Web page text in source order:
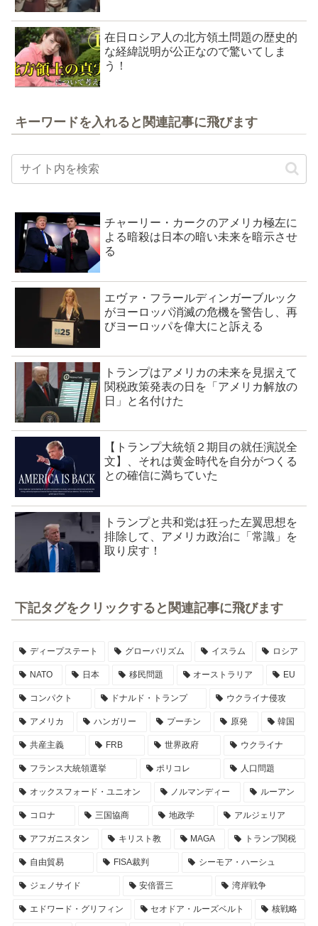
在日ロシア人の北方領土問題の歴史的
な経緯説明が公正なので驚いてしま
う！
キーワードを入れると関連記事に飛びます
チャーリー・カークのアメリカ極左に
よる暗殺は日本の暗い未来を暗示させ
る
エヴァ・フラールディンガーブルック
がヨーロッパ消滅の危機を警告し、再
びヨーロッパを偉大にと訴える
トランプはアメリカの未来を見据えて
関税政策発表の日を「アメリカ解放の
日」と名付けた
【トランプ大統領２期目の就任演説全
文】、それは黄金時代を自分がつくる
との確信に満ちていた
トランプと共和党は狂った左翼思想を
排除して、アメリカ政治に「常識」を
取り戻す！
下記タグをクリックすると関連記事に飛びます
ディープステート グローバリズム イスラム ロシア
NATO 日本 移民問題 オーストラリア EU
コンパクト ドナルド・トランプ ウクライナ侵攻
アメリカ ハンガリー プーチン 原発 韓国
共産主義 FRB 世界政府 ウクライナ
フランス大統領選挙 ポリコレ 人口問題
オックスフォード・ユニオン ノルマンディー ルーアン
コロナ 三国協商 地政学 アルジェリア
アフガニスタン キリスト教 MAGA トランプ関税
自由貿易 FISA裁判 シーモア・ハーシュ
ジェノサイド 安倍晋三 湾岸戦争
エドワード・グリフィン セオドア・ルーズベルト 核戦略